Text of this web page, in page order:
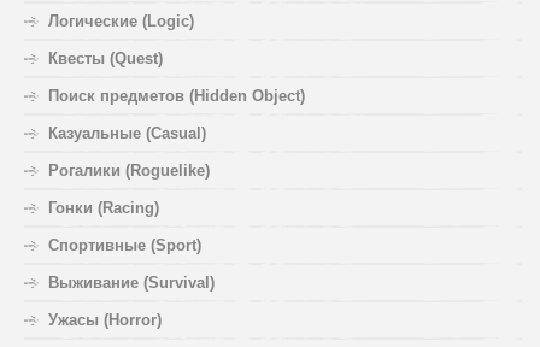
Логические (Logic)
Квесты (Quest)
Поиск предметов (Hidden Object)
Казуальные (Casual)
Рогалики (Roguelike)
Гонки (Racing)
Спортивные (Sport)
Выживание (Survival)
Ужасы (Horror)